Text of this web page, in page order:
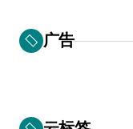
广告